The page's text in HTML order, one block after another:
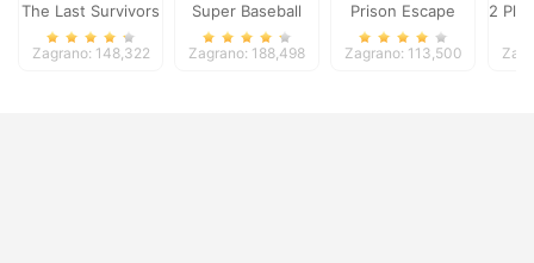
The Last Survivors
Zagrano: 148,322
Super Baseball
Zagrano: 188,498
Prison Escape
Zagrano: 113,500
2